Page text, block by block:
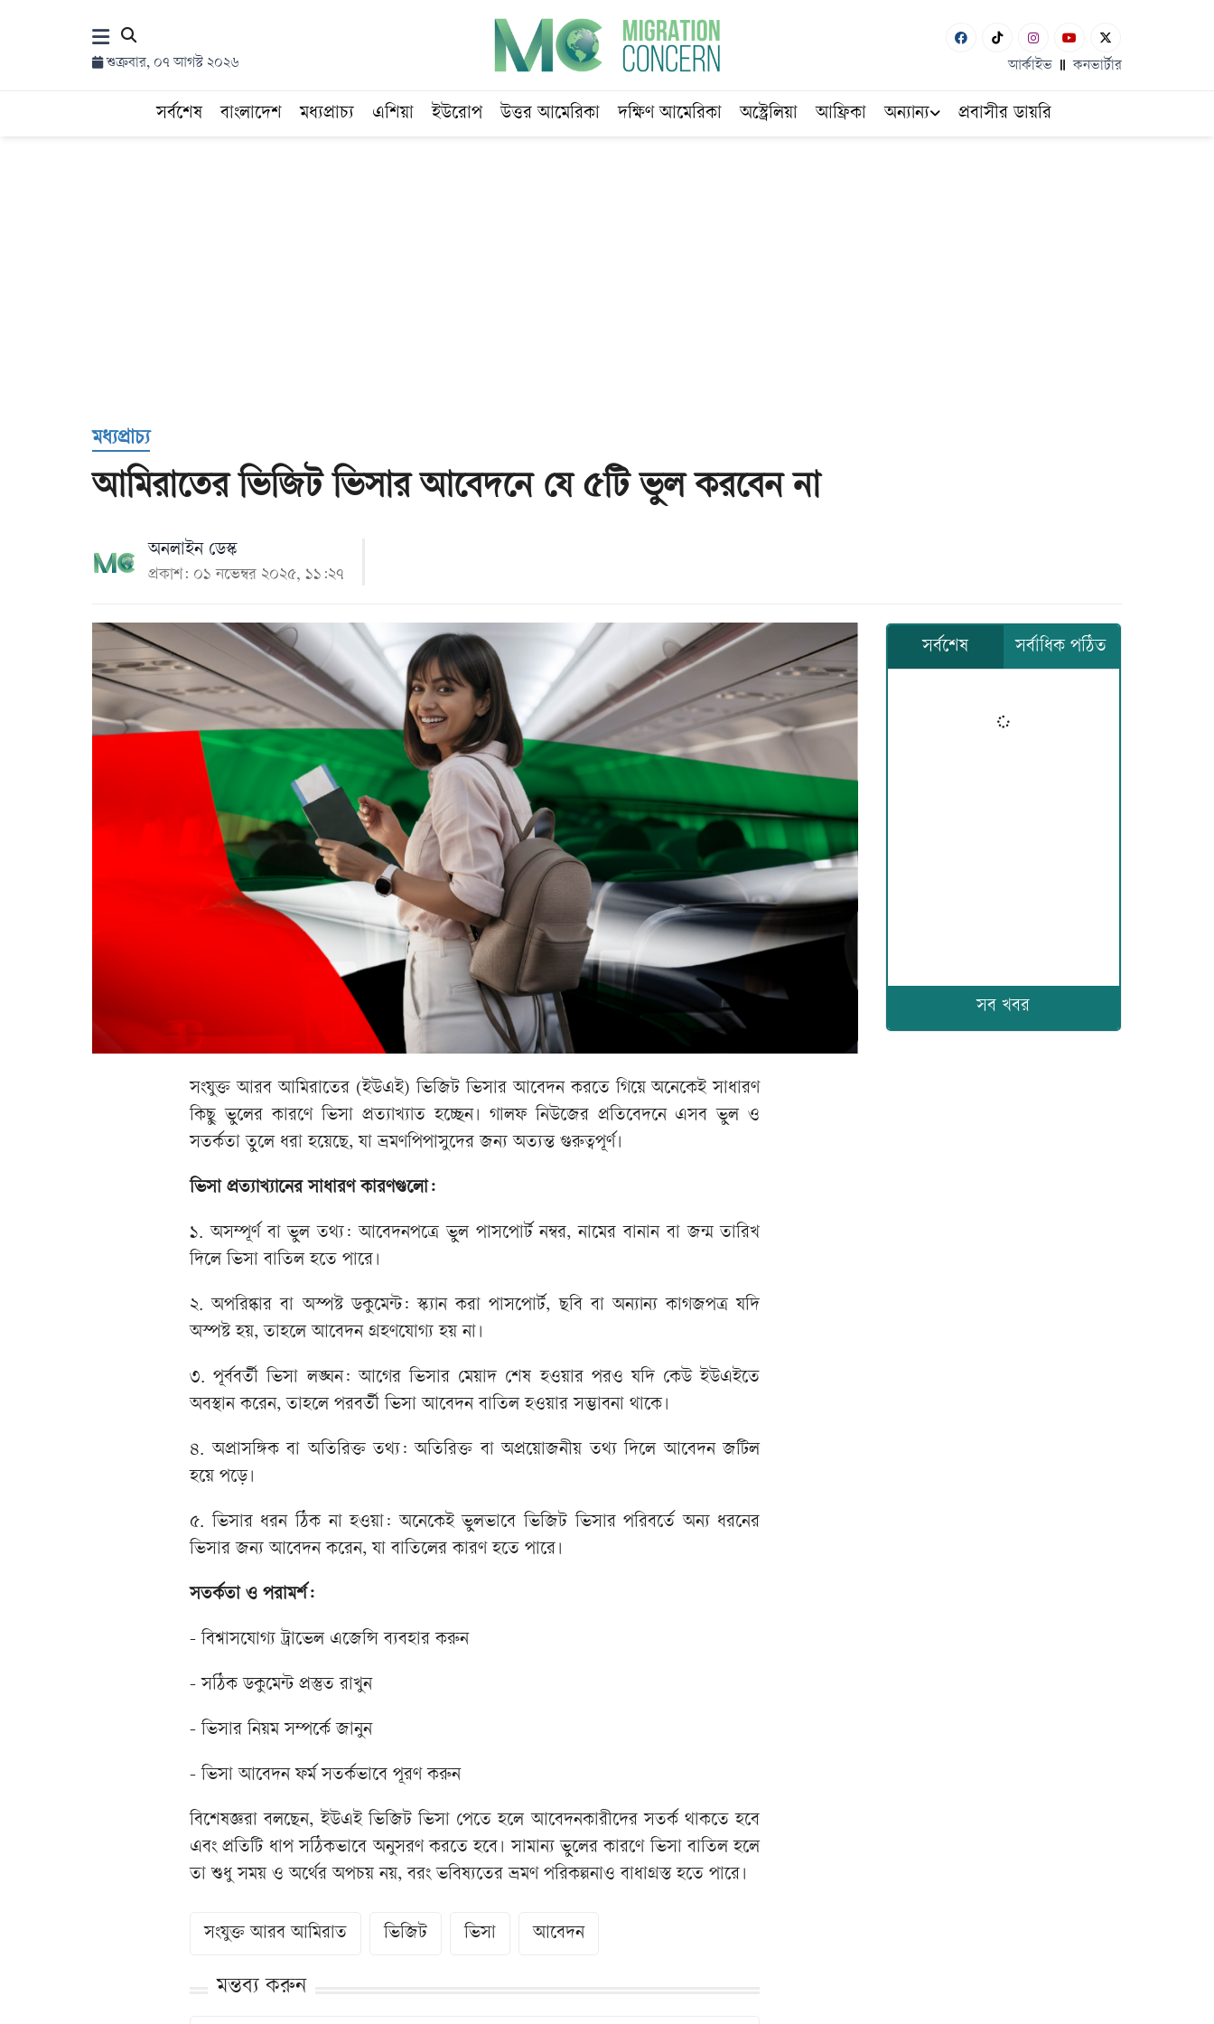
শুক্রবার, ০৭ আগস্ট ২০২৬ আর্কাইভ কনভার্টার
সর্বশেষ বাংলাদেশ মধ্যপ্রাচ্য এশিয়া ইউরোপ উত্তর আমেরিকা দক্ষিণ আমেরিকা অস্ট্রেলিয়া আফ্রিকা অন্যান্য প্রবাসীর ডায়রি
মধ্যপ্রাচ্য
আমিরাতের ভিজিট ভিসার আবেদনে যে ৫টি ভুল করবেন না
অনলাইন ডেস্ক
প্রকাশ: ০১ নভেম্বর ২০২৫, ১১:২৭
সংযুক্ত আরব আমিরাতের (ইউএই) ভিজিট ভিসার আবেদন করতে গিয়ে অনেকেই সাধারণ
কিছু ভুলের কারণে ভিসা প্রত্যাখ্যাত হচ্ছেন। গালফ নিউজের প্রতিবেদনে এসব ভুল ও
সতর্কতা তুলে ধরা হয়েছে, যা ভ্রমণপিপাসুদের জন্য অত্যন্ত গুরুত্বপূর্ণ।
ভিসা প্রত্যাখ্যানের সাধারণ কারণগুলো:
১. অসম্পূর্ণ বা ভুল তথ্য: আবেদনপত্রে ভুল পাসপোর্ট নম্বর, নামের বানান বা জন্ম তারিখ
দিলে ভিসা বাতিল হতে পারে।
২. অপরিষ্কার বা অস্পষ্ট ডকুমেন্ট: স্ক্যান করা পাসপোর্ট, ছবি বা অন্যান্য কাগজপত্র যদি
অস্পষ্ট হয়, তাহলে আবেদন গ্রহণযোগ্য হয় না।
৩. পূর্ববর্তী ভিসা লঙ্ঘন: আগের ভিসার মেয়াদ শেষ হওয়ার পরও যদি কেউ ইউএইতে
অবস্থান করেন, তাহলে পরবর্তী ভিসা আবেদন বাতিল হওয়ার সম্ভাবনা থাকে।
৪. অপ্রাসঙ্গিক বা অতিরিক্ত তথ্য: অতিরিক্ত বা অপ্রয়োজনীয় তথ্য দিলে আবেদন জটিল
হয়ে পড়ে।
৫. ভিসার ধরন ঠিক না হওয়া: অনেকেই ভুলভাবে ভিজিট ভিসার পরিবর্তে অন্য ধরনের
ভিসার জন্য আবেদন করেন, যা বাতিলের কারণ হতে পারে।
সতর্কতা ও পরামর্শ:
- বিশ্বাসযোগ্য ট্রাভেল এজেন্সি ব্যবহার করুন
- সঠিক ডকুমেন্ট প্রস্তুত রাখুন
- ভিসার নিয়ম সম্পর্কে জানুন
- ভিসা আবেদন ফর্ম সতর্কভাবে পূরণ করুন
বিশেষজ্ঞরা বলছেন, ইউএই ভিজিট ভিসা পেতে হলে আবেদনকারীদের সতর্ক থাকতে হবে
এবং প্রতিটি ধাপ সঠিকভাবে অনুসরণ করতে হবে। সামান্য ভুলের কারণে ভিসা বাতিল হলে
তা শুধু সময় ও অর্থের অপচয় নয়, বরং ভবিষ্যতের ভ্রমণ পরিকল্পনাও বাধাগ্রস্ত হতে পারে।
সংযুক্ত আরব আমিরাত ভিজিট ভিসা আবেদন
মন্তব্য করুন
সর্বশেষ সর্বাধিক পঠিত
সব খবর